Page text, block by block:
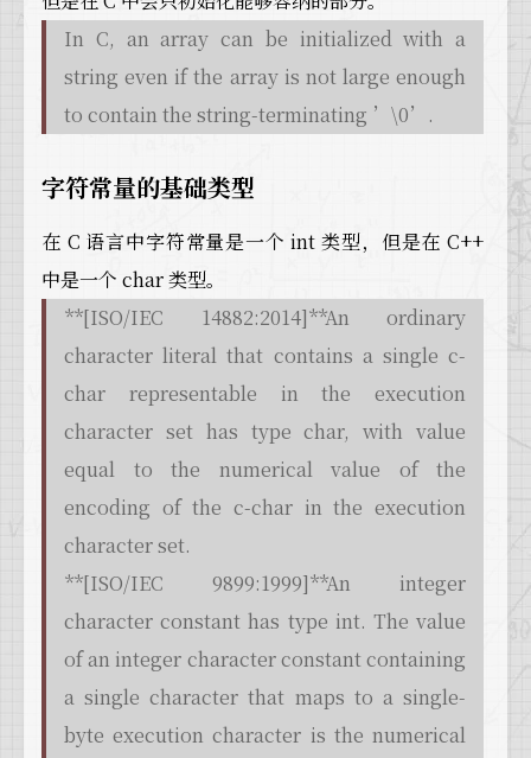
In C, an array can be initialized with a
string even if the array is not large enough
to contain the string-terminating ’\0’.
字符常量的基础类型
在 C 语言中字符常量是一个 int 类型，但是在 C++
中是一个 char 类型。
**[ISO/IEC 14882:2014]**An ordinary
character literal that contains a single c-
char representable in the execution
character set has type char, with value
equal to the numerical value of the
encoding of the c-char in the execution
character set.
**[ISO/IEC 9899:1999]**An integer
character constant has type int. The value
of an integer character constant containing
a single character that maps to a single-
byte execution character is the numerical